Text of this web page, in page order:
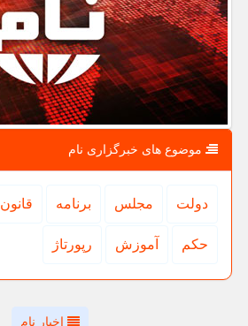
موضوع های خبرگزاری نام
دولت مجلس برنامه قانون
حكم آموزش رپورتاژ
اخبار نام